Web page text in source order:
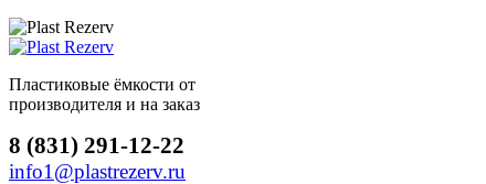
Пластиковые ёмкости от
производителя и на заказ
8 (831) 291-12-22
info1@plastrezerv.ru